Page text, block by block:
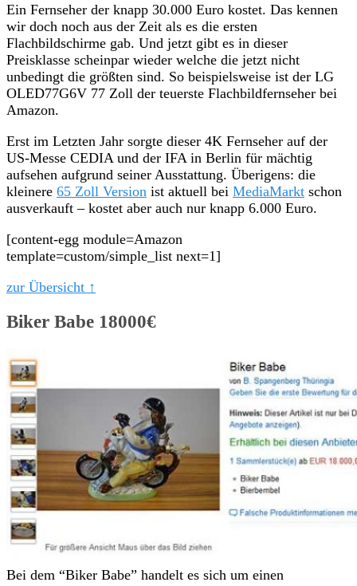
Ein Fernseher der knapp 30.000 Euro kostet. Das kennen
wir doch noch aus der Zeit als es die ersten
Flachbildschirme gab. Und jetzt gibt es in dieser
Preisklasse scheinpar wieder welche die jetzt nicht
unbedingt die größten sind. So beispielsweise ist der LG
OLED77G6V 77 Zoll der teuerste Flachbildfernseher bei
Amazon.
Erst im Letzten Jahr sorgte dieser 4K Fernseher auf der
US-Messe CEDIA und der IFA in Berlin für mächtig
aufsehen aufgrund seiner Ausstattung. Überigens: die
kleinere 65 Zoll Version ist aktuell bei MediaMarkt schon
ausverkauft – kostet aber auch nur knapp 6.000 Euro.
[content-egg module=Amazon
template=custom/simple_list next=1]
zur Übersicht ↑
Biker Babe 18000€
Bei dem “Biker Babe” handelt es sich um einen